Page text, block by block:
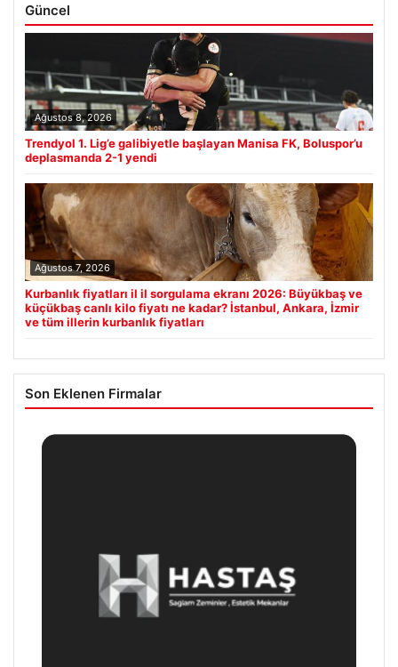
Güncel
Ağustos 8, 2026
Trendyol 1. Lig’e galibiyetle başlayan Manisa FK, Boluspor’u
deplasmanda 2-1 yendi
Ağustos 7, 2026
Kurbanlık fiyatları il il sorgulama ekranı 2026: Büyükbaş ve
küçükbaş canlı kilo fiyatı ne kadar? İstanbul, Ankara, İzmir
ve tüm illerin kurbanlık fiyatları
Son Eklenen Firmalar